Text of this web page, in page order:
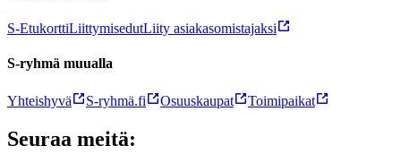
S-EtukorttiLiittymisedutLiity asiakasomistajaksi
S-ryhmä muualla
Yhteishyvä S-ryhmä.fi Osuuskaupat Toimipaikat
Seuraa meitä: